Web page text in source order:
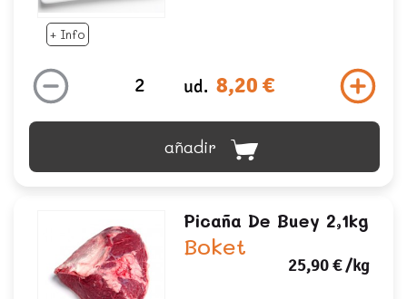
+ Info
ud. 8,20 €
añadir
Picaña De Buey 2,1kg
Boket
25,90 €/kg